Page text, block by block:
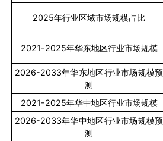
2025年行业区域市场规模占比
2021-2025年华东地区行业市场规模
2026-2033年华东地区行业市场规模预
测
2021-2025年华中地区行业市场规模
2026-2033年华中地区行业市场规模预
测